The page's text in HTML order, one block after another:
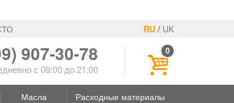
RU / UK
907-30-78
с 09:00 до 21:00
0
Масла Расходные материалы